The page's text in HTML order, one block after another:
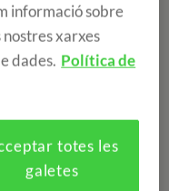
sobre una nova
des d'avui, ens
informació sobre
nostres xarxes
dades. Política de
totes les
galetes